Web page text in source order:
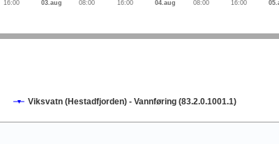
Viksvatn (Hestadfjorden) - Vannføring (83.2.0.1001.1)
16:00 03.aug 08:00 16:00 04.aug 08:00 16:00